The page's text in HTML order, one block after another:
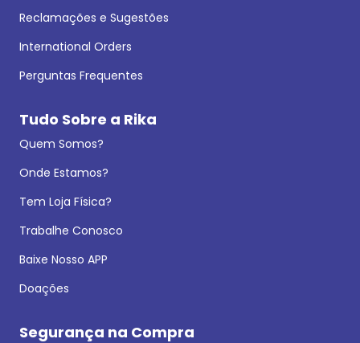
Reclamações e Sugestões
International Orders
Perguntas Frequentes
Tudo Sobre a Rika
Quem Somos?
Onde Estamos?
Tem Loja Física?
Trabalhe Conosco
Baixe Nosso APP
Doações
Segurança na Compra